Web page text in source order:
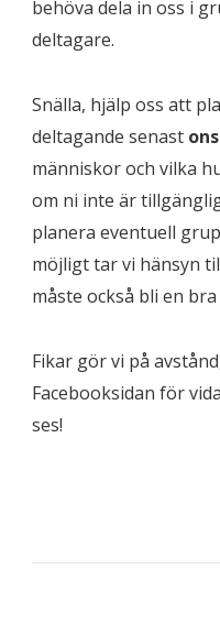
behöva dela in oss i
deltagare.
Snälla, hjälp oss att
deltagande senast
människor och vilka
om ni inte är
planera eventuell
möjligt tar vi hänsyn
måste också bli en
Fikar gör vi på
Facebooksidan för
ses!